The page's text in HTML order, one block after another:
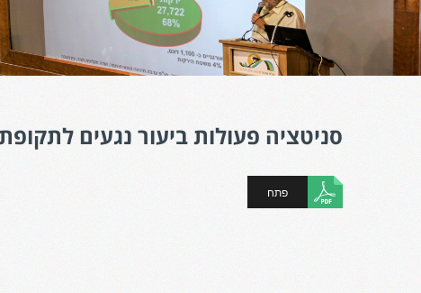
סניטציה פעולות ביעור נגעים לתקופת
פתח